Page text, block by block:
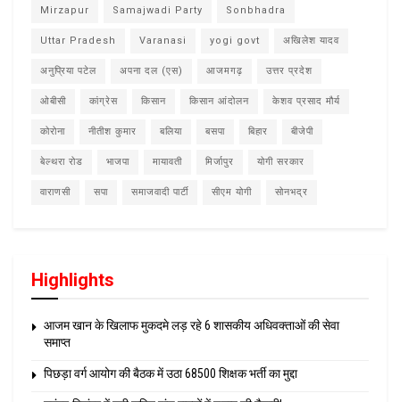
Mirzapur Samajwadi Party Sonbhadra
Uttar Pradesh Varanasi yogi govt अखिलेश यादव
अनुप्रिया पटेल अपना दल (एस) आजमगढ़ उत्तर प्रदेश
ओबीसी कांग्रेस किसान किसान आंदोलन केशव प्रसाद मौर्य
कोरोना नीतीश कुमार बलिया बसपा बिहार बीजेपी
बेल्थरा रोड भाजपा मायावती मिर्जापुर योगी सरकार
वाराणसी सपा समाजवादी पार्टी सीएम योगी सोनभद्र
Highlights
आजम खान के खिलाफ मुकदमे लड़ रहे 6 शासकीय अधिवक्ताओं की सेवा
समाप्त
पिछड़ा वर्ग आयोग की बैठक में उठा 68500 शिक्षक भर्ती का मुद्दा